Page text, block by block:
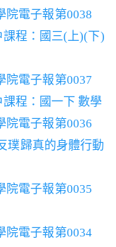
電子報第0038
程：國三(上)(下)
電子報第0037
程：國一下 數學
電子報第0036
歸真的身體行動
電子報第0035
電子報第0034